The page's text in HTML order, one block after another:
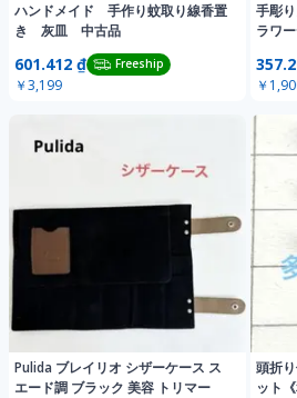
ハンドメイド 手作り蚊取り線香置
き 灰皿 中古品
601.412 ₫ Freeship
￥3,199
手彫
ラワ
￥
Pulida ブレイリオ シザーケース ス
エード調 ブラック 美容 トリマー
頭折
ット